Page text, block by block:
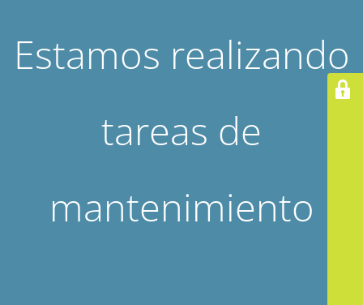
Estamos realizando
tareas de
mantenimiento